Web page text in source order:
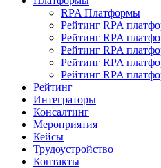
RPA Платформы
Рейтинг RPA
Рейтинг RPA
Рейтинг RPA
Рейтинг RPA
Рейтинг RPA
Рейтинг
Интеграторы
Консалтинг
Mероприятия
Кейсы
Трудоустройство
Контакты